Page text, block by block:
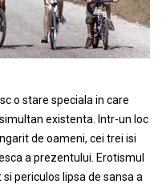
o stare speciala in care
existenta. Intr-un loc
de oameni, cei trei isi
a prezentului. Erotismul
periculos lipsa de sansa a